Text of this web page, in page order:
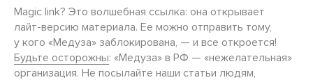
Magic link? Это волшебная ссылка: она открывает
лайт-версию материала. Ее можно отправить тому,
у кого «Медуза» заблокирована, — и все откроется!
Будьте осторожны: «Медуза» в РФ — «нежелательная»
организация. Не посылайте наши статьи людям,